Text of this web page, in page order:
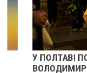
У ПОЛТАВІ
ВОЛОДИМИРОМ